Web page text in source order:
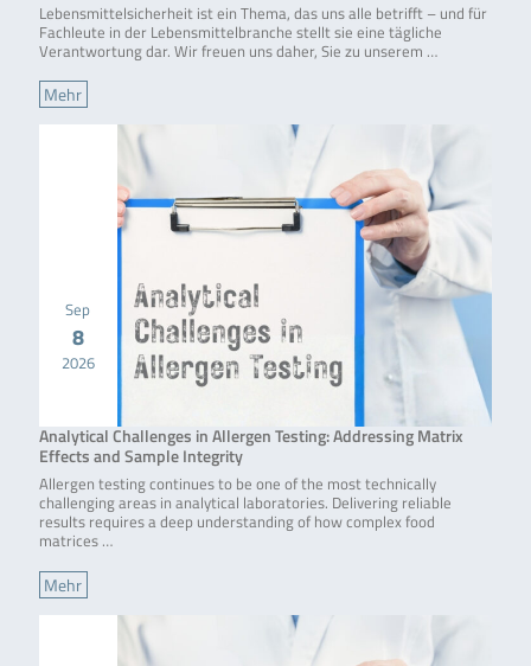
Lebensmittelsicherheit ist ein Thema, das uns alle betrifft – und für
Fachleute in der Lebensmittelbranche stellt sie eine tägliche
Verantwortung dar. Wir freuen uns daher, Sie zu unserem …
Mehr
Sep
8
2026
Analytical Challenges in Allergen Testing: Addressing Matrix
Effects and Sample Integrity
Allergen testing continues to be one of the most technically
challenging areas in analytical laboratories. Delivering reliable
results requires a deep understanding of how complex food
matrices …
Mehr